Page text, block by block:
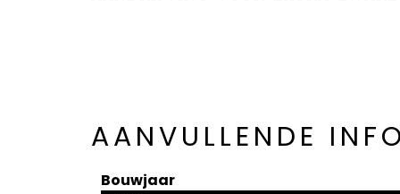
AANVULLENDE
Bouwjaar